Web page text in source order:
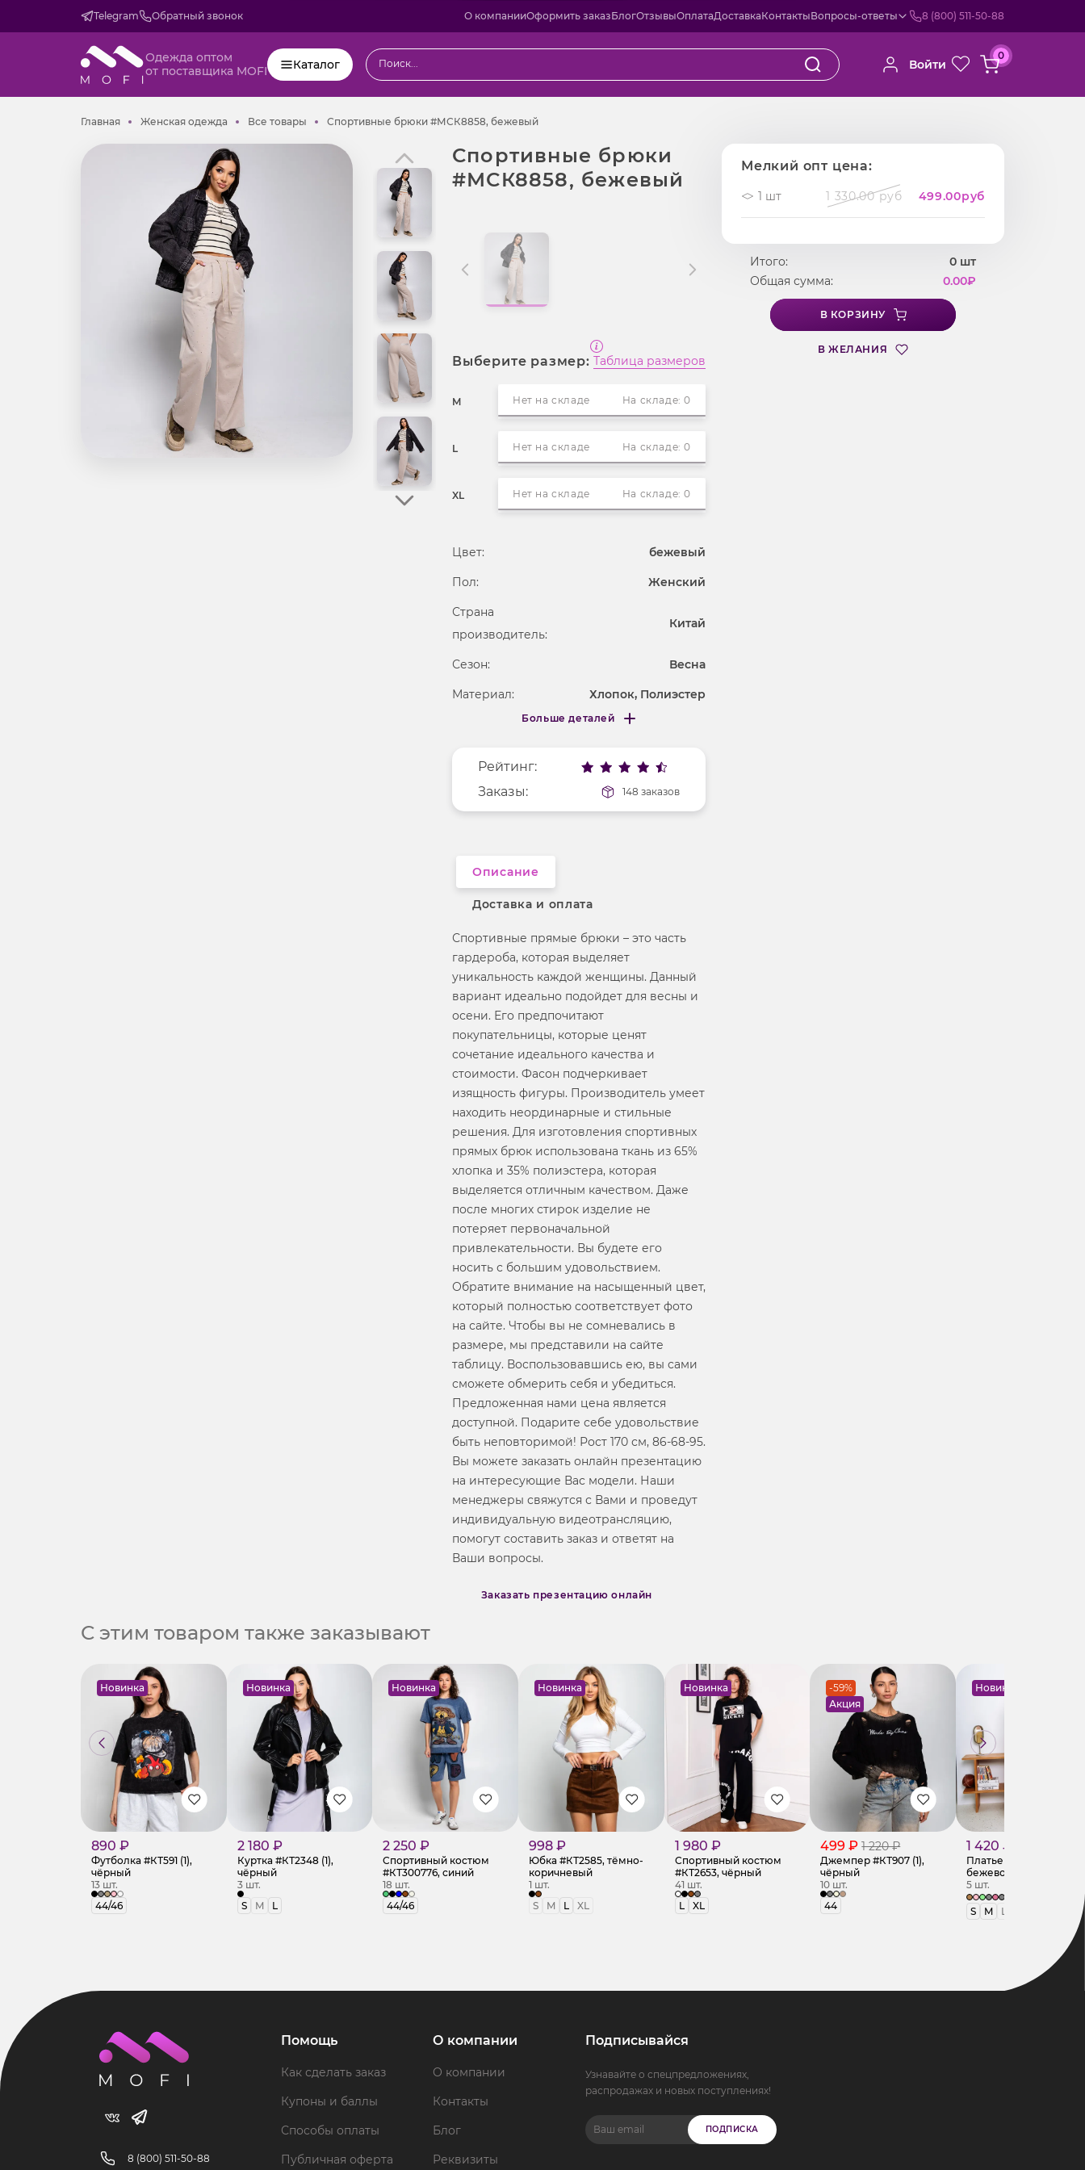
Telegram Обратный звонок О компанииОформить заказБлогОтзывыОплатаДоставкаКонтактыВопросы-ответы 8 (800) 511-50-88
Одежда оптом
от поставщика MOFI
Каталог Войти
0
ГлавнаяГлавнаяЖенская одежда Женская одежда
Все товары Все товары
Спортивные брюки #МСК8858, бежевыйСпортивные брюки #МСК8858, бежевый
Спортивные брюки
#МСК8858, бежевый
Выберите размер: Таблица размеров
M Нет на складе На складе: 0
L Нет на складе На складе: 0
XL Нет на складе На складе: 0
Цвет: бежевый
Пол: Женский
Страна
производитель:
Китай
Сезон: Весна
Материал:
Хлопок, Полиэстер
Фактура материала
Больше деталей
Меньше деталей
Рейтинг:
Заказы:
148 заказов
Описание
Доставка и оплата
Спортивные прямые брюки – это часть
гардероба, которая выделяет
уникальность каждой женщины. Данный
вариант идеально подойдет для весны и
осени. Его предпочитают
покупательницы, которые ценят
сочетание идеального качества и
стоимости. Фасон подчеркивает
изящность фигуры. Производитель умеет
находить неординарные и стильные
решения. Для изготовления спортивных
прямых брюк использована ткань из 65%
хлопка и 35% полиэстера, которая
выделяется отличным качеством. Даже
после многих стирок изделие не
потеряет первоначальной
привлекательности. Вы будете его
носить с большим удовольствием.
Обратите внимание на насыщенный цвет,
который полностью соответствует фото
на сайте. Чтобы вы не сомневались в
размере, мы представили на сайте
таблицу. Воспользовавшись ею, вы сами
сможете обмерить себя и убедиться.
Предложенная нами цена является
доступной. Подарите себе удовольствие
быть неповторимой! Рост 170 см, 86-68-95.
Вы можете заказать онлайн презентацию
на интересующие Вас модели. Наши
менеджеры свяжутся с Вами и проведут
индивидуальную видеотрансляцию,
помогут составить заказ и ответят на
Ваши вопросы.
Заказать презентацию онлайн
Мелкий опт цена:
1 шт 1 330.00 руб 499.00руб
Итого: 0 шт
Общая сумма:
0.00₽
В КОРЗИНУ
В ЖЕЛАНИЯ
С этим товаром также заказывают
Новинка
890 ₽
Футболка #КТ591 (1),
чёрный
13 шт.
44/46
Новинка
2 180 ₽
Куртка #КТ2348 (1),
чёрный
3 шт.
S
M L
Новинка
2 250 ₽
Спортивный костюм
#КТ300776, синий
18 шт.
44/46
Новинка
998 ₽
Юбка #КТ2585, тёмно-
коричневый
1 шт.
S
M L XL
Новинка
1 980 ₽
Спортивный костюм
#КТ2653, чёрный
41 шт.
L
XL
-59%
Акция
499 ₽ 1 220 ₽
Джемпер #КТ907 (1),
чёрный
10 шт.
44
Новинка
1 420 ₽
Платье #ОКТ025019,
бежево-серый
5 шт.
S
M L
8 (800) 511-50-88
Помощь
Как сделать заказ
Купоны и баллы
Способы оплаты
Публичная оферта
О компании
О компании
Контакты
Блог
Реквизиты
Подписывайся
Узнавайте о спецпредложениях,
распродажах и новых поступлениях!
ПОДПИСКА